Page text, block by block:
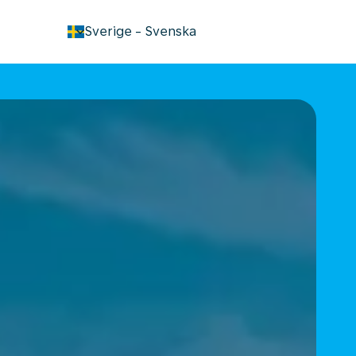
Sverige - Svenska
keyboard_arrow_down